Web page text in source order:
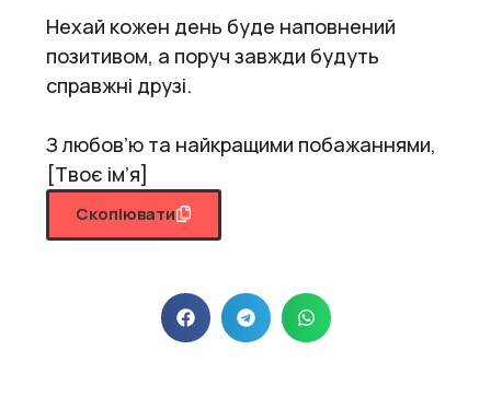
Нехай кожен день буде наповнений
позитивом, а поруч завжди будуть
справжні друзі.
З любов’ю та найкращими побажаннями,
[Твоє ім’я]
Скопіювати